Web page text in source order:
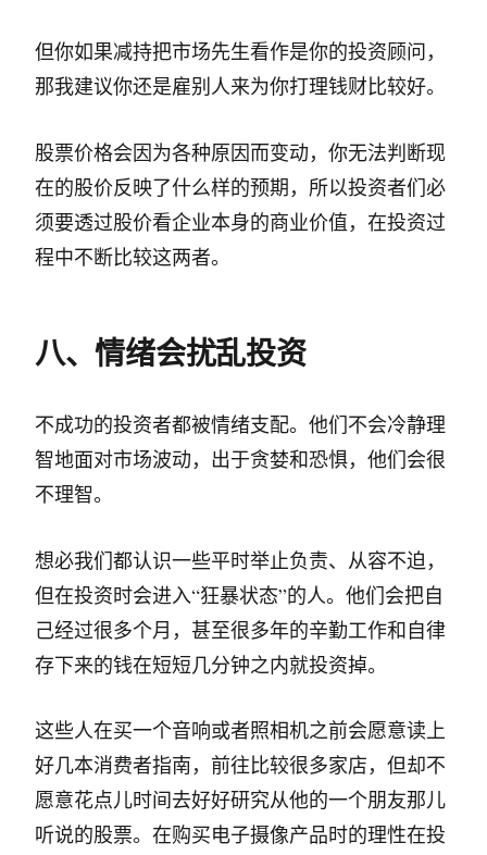
但你如果减持把市场先生看作是你的投资顾问，
那我建议你还是雇别人来为你打理钱财比较好。
股票价格会因为各种原因而变动，你无法判断现
在的股价反映了什么样的预期，所以投资者们必
须要透过股价看企业本身的商业价值，在投资过
程中不断比较这两者。
八、情绪会扰乱投资
不成功的投资者都被情绪支配。他们不会冷静理
智地面对市场波动，出于贪婪和恐惧，他们会很
不理智。
想必我们都认识一些平时举止负责、从容不迫，
但在投资时会进入“狂暴状态”的人。他们会把自
己经过很多个月，甚至很多年的辛勤工作和自律
存下来的钱在短短几分钟之内就投资掉。
这些人在买一个音响或者照相机之前会愿意读上
好几本消费者指南，前往比较很多家店，但却不
愿意花点儿时间去好好研究从他的一个朋友那儿
听说的股票。在购买电子摄像产品时的理性在投